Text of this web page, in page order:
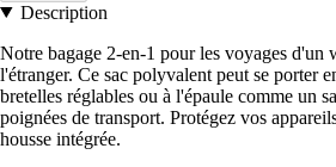
Description
Notre bagage 2-en-1 pour les voyages d'un
l'étranger. Ce sac polyvalent peut se porter
bretelles réglables ou à l'épaule comme un
poignées de transport. Protégez vos
housse intégrée.